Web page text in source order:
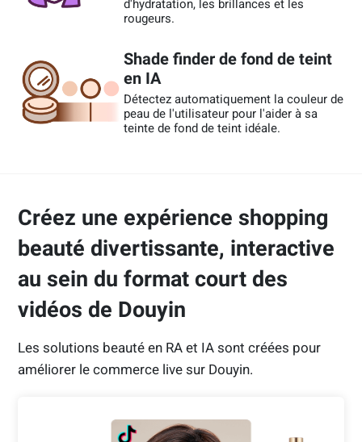
d'hydratation, les brillances et les
rougeurs.
Shade finder de fond de teint
en IA
Détectez automatiquement la couleur de
peau de l'utilisateur pour l'aider à sa
teinte de fond de teint idéale.
Créez une expérience shopping
beauté divertissante, interactive
au sein du format court des
vidéos de Douyin
Les solutions beauté en RA et IA sont créées pour
améliorer le commerce live sur Douyin.